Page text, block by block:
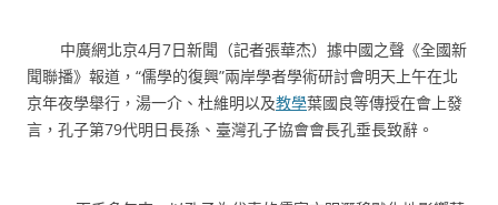
中廣網北京4月7日新聞（記者張華杰）據中國之聲《全國新
聞聯播》報道，“儒學的復興”兩岸學者學術研討會明天上午在北
京年夜學舉行，湯一介、杜維明以及教學葉國良等傳授在會上發
言，孔子第79代明日長孫、臺灣孔子協會會長孔垂長致辭。